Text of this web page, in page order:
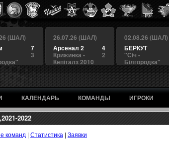
(ШАЛ)
7
3
26.07.26 (ШАЛ)
4
Арсенал 2
2
Крижинка -
Кепіталз 2010
02.08.26 (ШАЛ)
БЕРКУТ
"Сiч -
Білгородка"
КАЛЕНДАРЬ КОМАНДЫ ИГРОКИ
2022
команд | Статистика | Заявки